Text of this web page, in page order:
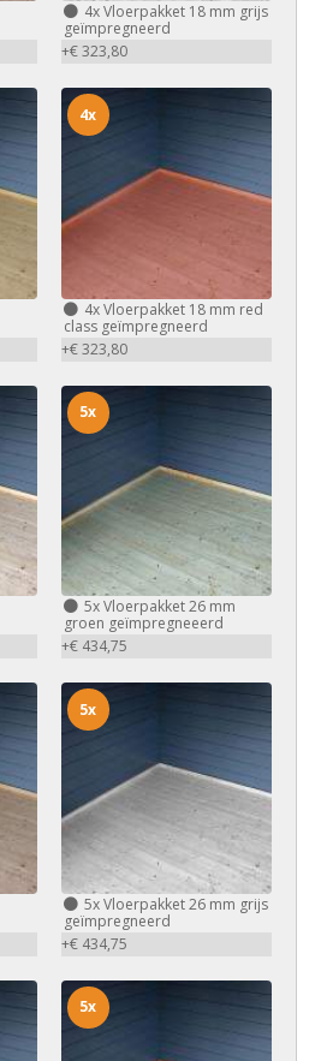
4xVloerpakket 18 mm grijs
geïmpregneerd
+€ 323,80
4xVloerpakket 18 mm red
class geïmpregneerd
+€ 323,80
4x
5xVloerpakket 26 mm
groen geïmpregneeerd
+€ 434,75
5x
5xVloerpakket 26 mm grijs
geïmpregneerd
+€ 434,75
5x
5x